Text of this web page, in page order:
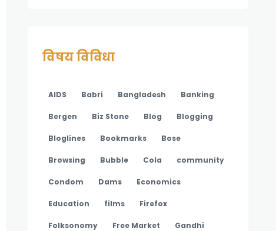
विषय विविधा
AIDS Babri Bangladesh Banking
Bergen Biz Stone Blog Blogging
Bloglines Bookmarks Bose
Browsing Bubble Cola community
Condom Dams Economics
Education films Firefox
Folksonomy Free Market Gandhi